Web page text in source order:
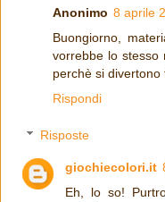
Anonimo 8 aprile
Buongiorno,
vorrebbe lo stesso
perchè si divertono
Rispondi
Risposte
giochiecolori.it
Eh, lo so!